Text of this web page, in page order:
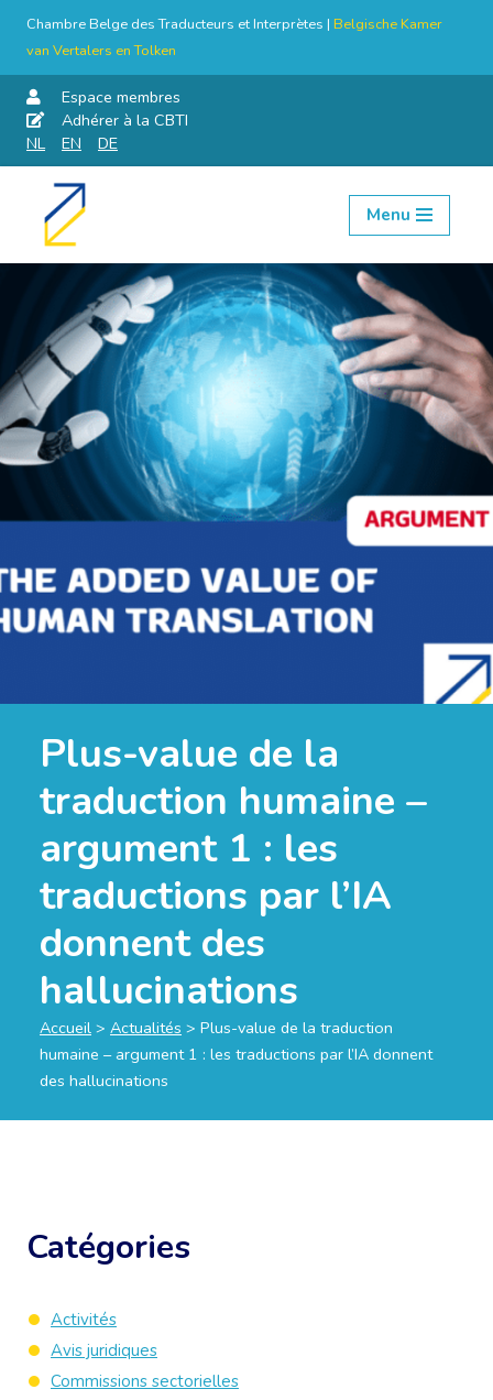
Chambre Belge des Traducteurs et Interprètes | Belgische Kamer
van Vertalers en Tolken
Espace membres
Adhérer à la CBTI
NL
EN DE
Aller
Menu
Plus-value de la
traduction humaine –
argument 1 : les
traductions par l’IA
donnent des
hallucinations
Accueil > Actualités > Plus-value de la traduction
humaine – argument 1 : les traductions par l’IA donnent
des hallucinations
Catégories
Activités
Avis juridiques
Commissions sectorielles